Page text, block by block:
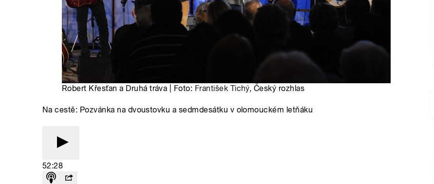
Robert Křesťan a Druhá tráva | Foto: František Tichý, Český rozhlas
Na cestě: Pozvánka na dvoustovku a sedmdesátku v olomouckém letňáku
52:28